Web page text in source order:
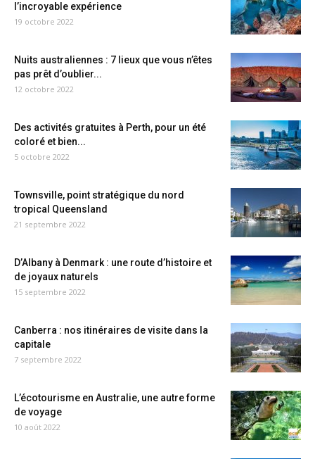
l’incroyable expérience
19 octobre 2022
Nuits australiennes : 7 lieux que vous n’êtes
pas prêt d’oublier...
12 octobre 2022
Des activités gratuites à Perth, pour un été
coloré et bien...
5 octobre 2022
Townsville, point stratégique du nord
tropical Queensland
21 septembre 2022
D’Albany à Denmark : une route d’histoire et
de joyaux naturels
15 septembre 2022
Canberra : nos itinéraires de visite dans la
capitale
7 septembre 2022
L’écotourisme en Australie, une autre forme
de voyage
10 août 2022